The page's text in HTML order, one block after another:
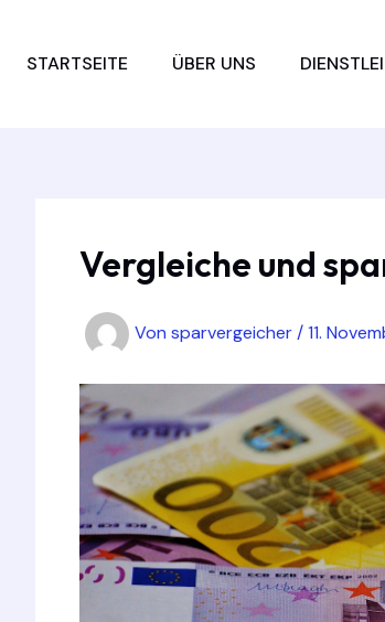
STARTSEITE ÜBER UNS
Vergleiche und
Von sparvergeicher /11.